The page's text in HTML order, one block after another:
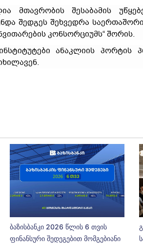
მთავრობის შესაბამის
შედგეს შეხვედრა
კონსორციუმს“ შორის.
ანაკლიის პორტის
ბაზისბანკი 2026 წლის 6 თვის
ფინანსური შედეგებით მომგებიანი